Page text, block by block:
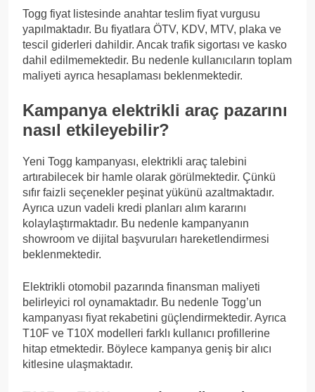
Togg fiyat listesinde anahtar teslim fiyat vurgusu
yapılmaktadır. Bu fiyatlara ÖTV, KDV, MTV, plaka ve
tescil giderleri dahildir. Ancak trafik sigortası ve kasko
dahil edilmemektedir. Bu nedenle kullanıcıların toplam
maliyeti ayrıca hesaplaması beklenmektedir.
Kampanya elektrikli araç pazarını
nasıl etkileyebilir?
Yeni Togg kampanyası, elektrikli araç talebini
artırabilecek bir hamle olarak görülmektedir. Çünkü
sıfır faizli seçenekler peşinat yükünü azaltmaktadır.
Ayrıca uzun vadeli kredi planları alım kararını
kolaylaştırmaktadır. Bu nedenle kampanyanın
showroom ve dijital başvuruları hareketlendirmesi
beklenmektedir.
Elektrikli otomobil pazarında finansman maliyeti
belirleyici rol oynamaktadır. Bu nedenle Togg’un
kampanyası fiyat rekabetini güçlendirmektedir. Ayrıca
T10F ve T10X modelleri farklı kullanıcı profillerine
hitap etmektedir. Böylece kampanya geniş bir alıcı
kitlesine ulaşmaktadır.